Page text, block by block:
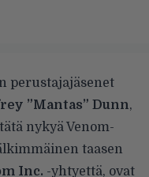
perustajajäsenet
”Mantas” Dunn,
nykyä Venom-
taasen
Inc. -yhtyettä, ovat